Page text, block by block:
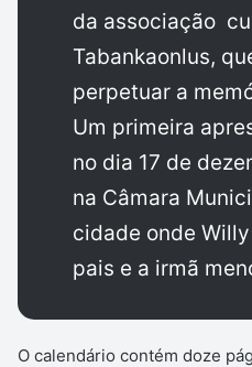
da associação
Tabankaonlus,
perpetuar a
Um primeira
no dia 17 de
na Câmara
cidade onde
pais e a irmã
O calendário contém doze